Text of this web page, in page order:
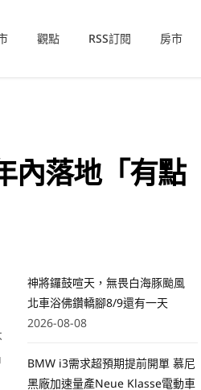
觀點 RSS訂閱 房市
內落地「有點
神將鑼鼓喧天，無畏白海豚颱風
北車浴佛鑽轎腳8/9還有一天
2026-08-08
BMW i3需求超預期提前開單 慕尼
黑廠加速量產Neue Klasse電動車